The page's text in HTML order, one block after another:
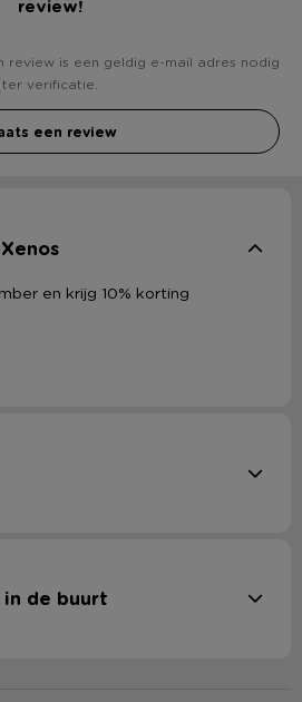
review!
review is een geldig e-mail adres nodig
ter verificatie.
een review
en krijg 10% korting
de buurt